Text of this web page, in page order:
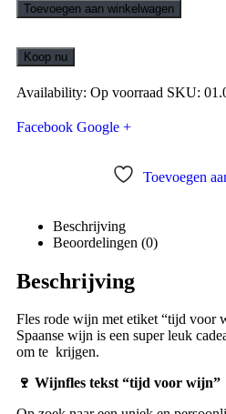
Toevoegen aan winkelwagen
Koop nu
Availability: Op voorraad SKU:
Facebook Google +
Toevoegen
Beschrijving
Beoordelingen (0)
Beschrijving
Fles rode wijn met etiket “tijd voor
Spaanse wijn is een super leuk
om te krijgen.
🍷 Wijnfles tekst “tijd voor wijn”